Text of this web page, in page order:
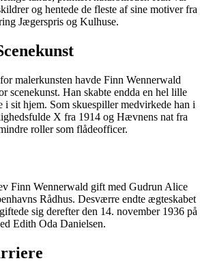
og hentede de fleste af sine motiver fra
Jægerspris og Kulhuse.
malerkunsten havde Finn Wennerwald
scenekunst. Han skabte endda en hel lille
i sit hjem. Som skuespiller medvirkede han i
X fra 1914 og Hævnens nat fra
roller som flådeofficer.
Finn Wennerwald gift med Gudrun Alice
Rådhus. Desværre endte ægteskabet
sig derefter den 14. november 1936 på
Edith Oda Danielsen.